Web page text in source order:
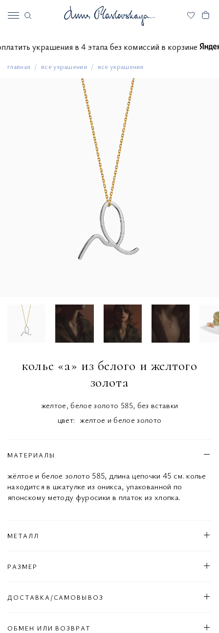
оплатить украшения в 4 этапа без комиссий в корзине
главная все украшения все украшения
колье «а» из белого и желтого
золота
желтое, белое золото 585, без вставки
цвет: желтое и белое золото
МАТЕРИАЛЫ
жёлтое и белое золото 585, длина цепочки 45 см. колье
находится в шкатулке из оникса, упакованной по
японскому методу фуросики в платок из хлопка.
МЕТАЛЛ
РАЗМЕР
ДОСТАВКА/САМОВЫВОЗ
ОБМЕН ИЛИ ВОЗВРАТ